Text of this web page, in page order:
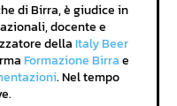
di Birra, è giudice in
docente e
della Italy Beer
Formazione Birrae
. Nel tempo